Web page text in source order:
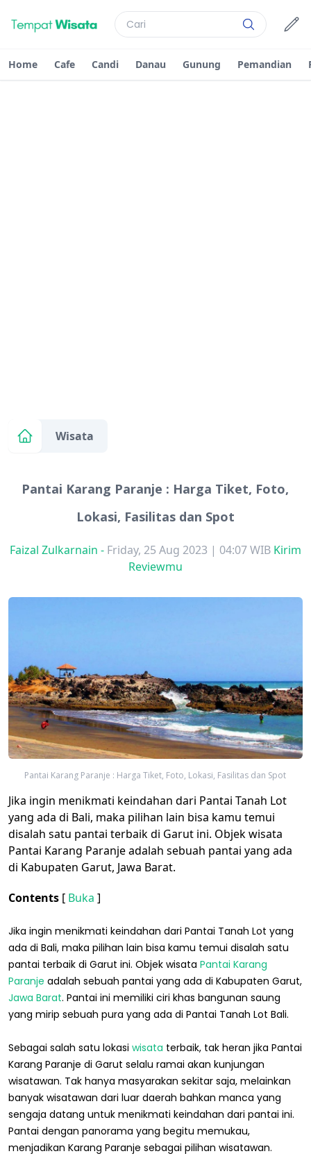
Home Cafe Candi Danau Gunung Pemandian
Wisata
Pantai Karang Paranje : Harga Tiket, Foto,
Lokasi, Fasilitas dan Spot
Faizal Zulkarnain - Friday, 25 Aug 2023 | 04:07 WIB Kirim
Reviewmu
Pantai Karang Paranje : Harga Tiket, Foto, Lokasi, Fasilitas dan Spot
Jika ingin menikmati keindahan dari Pantai Tanah Lot
yang ada di Bali, maka pilihan lain bisa kamu temui
disalah satu pantai terbaik di Garut ini. Objek wisata
Pantai Karang Paranje​ adalah sebuah pantai yang ada
di Kabupaten Garut, Jawa Barat​.
Contents [ Buka ]
Jika ingin menikmati keindahan dari Pantai Tanah Lot yang
ada di Bali, maka pilihan lain bisa kamu temui disalah satu
pantai terbaik di Garut ini. Objek wisata Pantai Karang
Paranje adalah sebuah pantai yang ada di Kabupaten Garut,
Jawa Barat. Pantai ini memiliki ciri khas bangunan saung
yang mirip sebuah pura yang ada di Pantai Tanah Lot Bali.
Sebagai salah satu lokasi wisata terbaik, tak heran jika Pantai
Karang Paranje di Garut selalu ramai akan kunjungan
wisatawan. Tak hanya masyarakan sekitar saja, melainkan
banyak wisatawan dari luar daerah bahkan manca yang
sengaja datang untuk menikmati keindahan dari pantai ini.
Pantai dengan panorama yang begitu memukau,
menjadikan Karang Paranje sebagai pilihan wisatawan.